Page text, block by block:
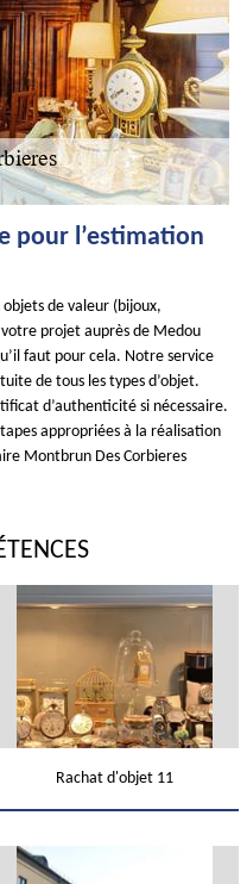
pour l’estimation
de valeur (bijoux,
projet auprès de Medou
faut pour cela. Notre service
de tous les types d’objet.
d’authenticité si nécessaire.
appropriées à la réalisation
Montbrun Des Corbieres
Rachat d'objet 11